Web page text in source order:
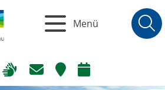
Menü